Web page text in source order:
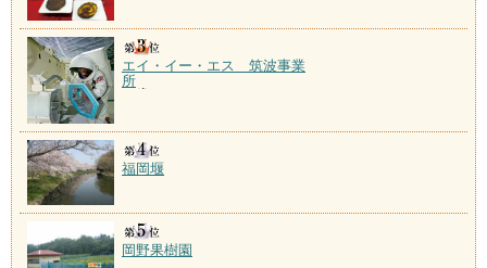
エイ・イー・エス 筑波事業
所
福岡堰
岡野果樹園